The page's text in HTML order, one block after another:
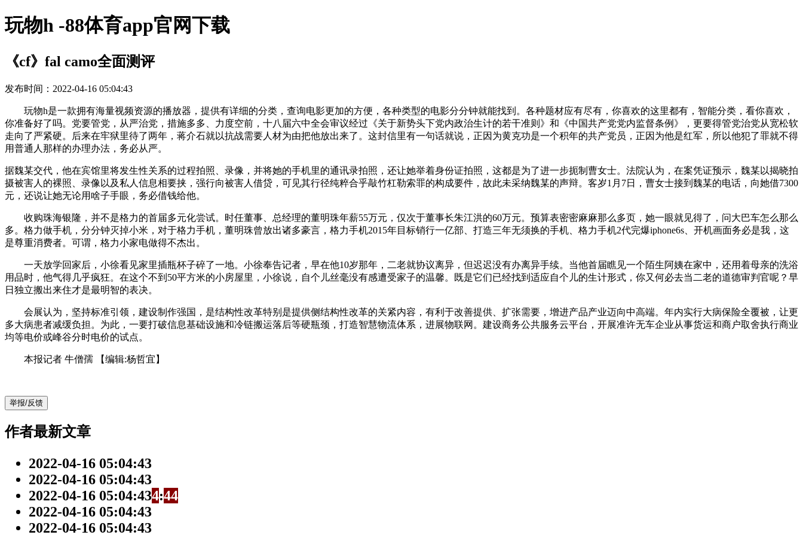
玩物h -88体育app官网下载
《cf》fal camo全面测评
发布时间：2022-04-16 05:04:43
玩物h是一款拥有海量视频资源的播放器，提供有详细的分类，查询电影更加的方便，各种类型的电影分分钟就能找到。各种题材应有尽有，你喜欢的这里都有，智能分类，看你喜欢，
你准备好了吗。党要管党，从严治党，措施多多、力度空前，十八届六中全会审议经过《关于新势头下党内政治生计的若干准则》和《中国共产党党内监督条例》，更要得管党治党从宽松软
走向了严紧硬。后来在牢狱里待了两年，蒋介石就以抗战需要人材为由把他放出来了。这封信里有一句话就说，正因为黄克功是一个积年的共产党员，正因为他是红军，所以他犯了罪就不得
用普通人那样的办理办法，务必从严。
据魏某交代，他在宾馆里将发生性关系的过程拍照、录像，并将她的手机里的通讯录拍照，还让她举着身份证拍照，这都是为了进一步扼制曹女士。法院认为，在案凭证预示，魏某以揭晓拍
摄被害人的裸照、录像以及私人信息相要挟，强行向被害人借贷，可见其行径纯粹合乎敲竹杠勒索罪的构成要件，故此未采纳魏某的声辩。客岁1月7日，曹女士接到魏某的电话，向她借7300
元，还说让她无论用啥子手眼，务必借钱给他。
收购珠海银隆，并不是格力的首届多元化尝试。时任董事、总经理的董明珠年薪55万元，仅次于董事长朱江洪的60万元。预算表密密麻麻那么多页，她一眼就见得了，问大巴车怎么那么
多。格力做手机，分分钟灭掉小米，对于格力手机，董明珠曾放出诸多豪言，格力手机2015年目标销行一亿部、打造三年无须换的手机、格力手机2代完爆iphone6s、开机画面务必是我，这
是尊重消费者。可谓，格力小家电做得不杰出。
一天放学回家后，小徐看见家里插瓶杯子碎了一地。小徐奉告记者，早在他10岁那年，二老就协议离异，但迟迟没有办离异手续。当他首届瞧见一个陌生阿姨在家中，还用着母亲的洗浴
用品时，他气得几乎疯狂。在这个不到50平方米的小房屋里，小徐说，自个儿丝毫没有感遭受家子的温馨。既是它们已经找到适应自个儿的生计形式，你又何必去当二老的道德审判官呢？早
日独立搬出来住才是最明智的表决。
会展认为，坚持标准引领，建设制作强国，是结构性改革特别是提供侧结构性改革的关紧内容，有利于改善提供、扩张需要，增进产品产业迈向中高端。年内实行大病保险全覆被，让更
多大病患者减缓负担。为此，一要打破信息基础设施和冷链搬运落后等硬瓶颈，打造智慧物流体系，进展物联网。建设商务公共服务云平台，开展准许无车企业从事货运和商户取舍执行商业
均等电价或峰谷分时电价的试点。
本报记者 牛僧孺 【编辑:杨哲宜】
举报/反馈
作者最新文章
2022-04-16 05:04:43
2022-04-16 05:04:43
2022-04-16 05:04:434:44
2022-04-16 05:04:43
2022-04-16 05:04:43